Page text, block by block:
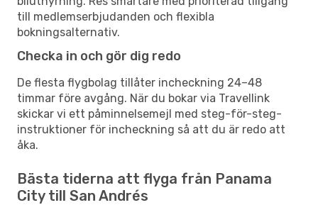
till medlemserbjudanden och flexibla
bokningsalternativ.
Checka in och gör dig redo
De flesta flygbolag tillåter incheckning 24–48
timmar före avgång. När du bokar via Travellink
skickar vi ett påminnelsemejl med steg-för-steg-
instruktioner för incheckning så att du är redo att
åka.
Bästa tiderna att flyga från Panama
City till San Andrés